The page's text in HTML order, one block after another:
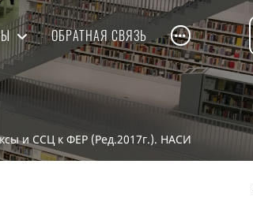
ОБРАТНАЯ СВЯЗЬ
и ССЦ к ФЕР (Ред.2017г.). НАСИ